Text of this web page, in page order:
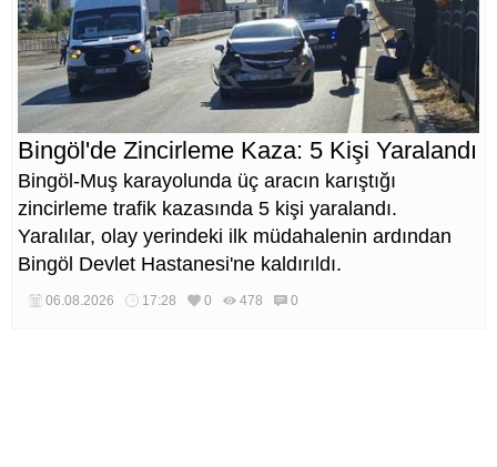
Bingöl'de Zincirleme Kaza: 5 Kişi Yaralandı
Bingöl-Muş karayolunda üç aracın karıştığı
zincirleme trafik kazasında 5 kişi yaralandı.
Yaralılar, olay yerindeki ilk müdahalenin ardından
Bingöl Devlet Hastanesi'ne kaldırıldı.
06.08.2026 17:28 0 478 0